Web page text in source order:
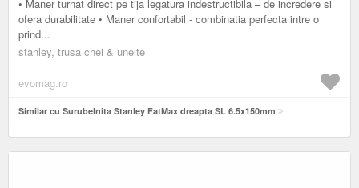
• Maner turnat direct pe tija legatura indestructibila – de incredere si
ofera durabilitate • Maner confortabil - combinatia perfecta intre o
prind...
stanley, trusa chei & unelte
evomag.ro
Similar cu Surubelnita Stanley FatMax dreapta SL 6.5x150mm